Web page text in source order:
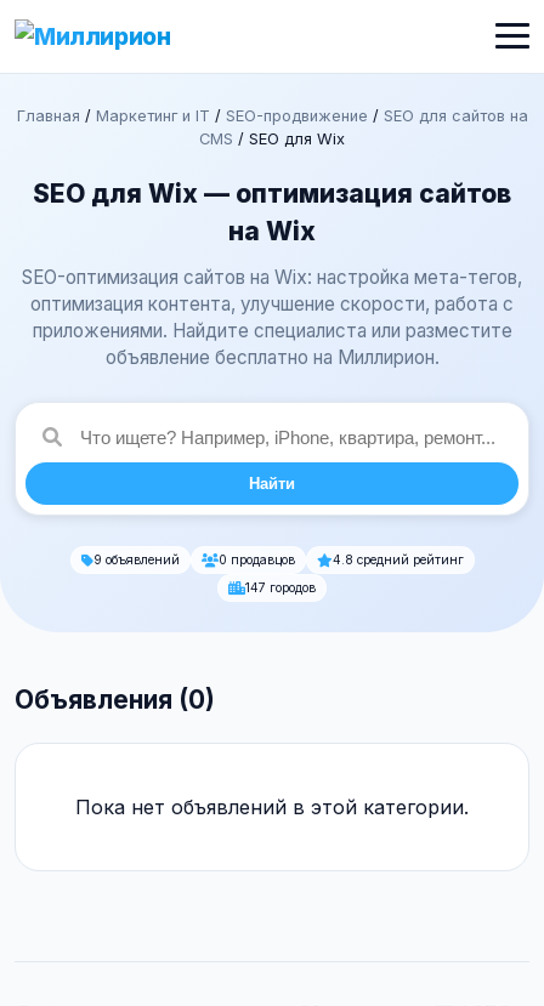
Главная / Маркетинг и IT / SEO-продвижение / SEO для сайтов на
CMS / SEO для Wix
SEO для Wix — оптимизация сайтов
на Wix
SEO-оптимизация сайтов на Wix: настройка мета-тегов,
оптимизация контента, улучшение скорости, работа с
приложениями. Найдите специалиста или разместите
объявление бесплатно на Миллирион.
Найти
9 объявлений 0 продавцов
4.8 средний рейтинг
147 городов
Объявления (0)
Пока нет объявлений в этой категории.